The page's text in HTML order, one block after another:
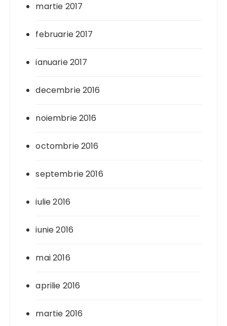
martie 2017
februarie 2017
ianuarie 2017
decembrie 2016
noiembrie 2016
octombrie 2016
septembrie 2016
iulie 2016
iunie 2016
mai 2016
aprilie 2016
martie 2016